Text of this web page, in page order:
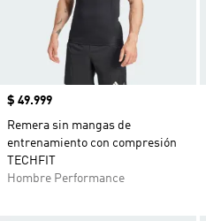
Precio
$ 49.999
Remera sin mangas de
entrenamiento con compresión
TECHFIT
Hombre Performance